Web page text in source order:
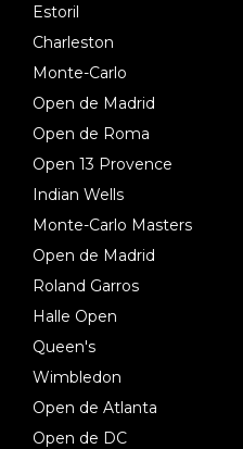
Estoril
Charleston
Monte-Carlo
Open de Madrid
Open de Roma
Open 13 Provence
Indian Wells
Monte-Carlo Masters
Open de Madrid
Roland Garros
Halle Open
Queen's
Wimbledon
Open de Atlanta
Open de DC